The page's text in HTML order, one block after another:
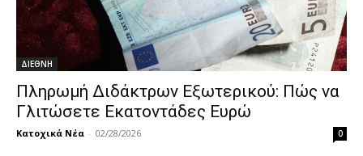
ΔΙΕΘΝΗ
Πληρωμή Διδάκτρων Εξωτερικού: Πώς να
Γλιτώσετε Εκατοντάδες Ευρώ
Κατοχικά Νέα - 02/28/2026 0